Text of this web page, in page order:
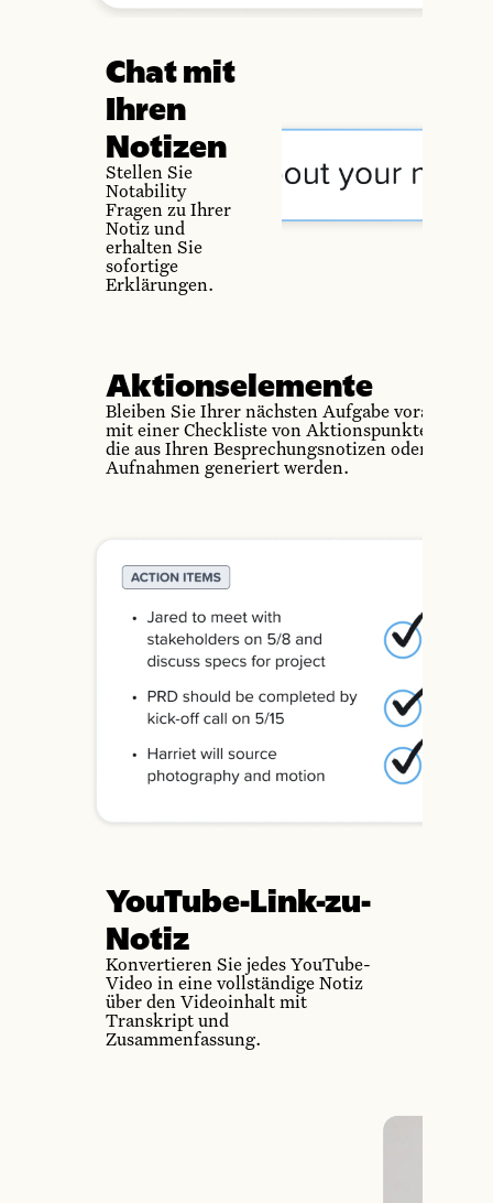
Chat mit
Ihren
Notizen
Stellen Sie
Notability
Fragen zu Ihrer
Notiz und
erhalten Sie
sofortige
Erklärungen.
Aktionselemente
Bleiben Sie Ihrer nächsten Aufgabe voraus
mit einer Checkliste von Aktionspunkten,
die aus Ihren Besprechungsnotizen oder
Aufnahmen generiert werden.
YouTube-Link-zu-
Notiz
Konvertieren Sie jedes YouTube-
Video in eine vollständige Notiz
über den Videoinhalt mit
Transkript und
Zusammenfassung.